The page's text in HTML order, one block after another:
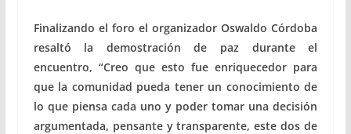
Finalizando el foro el organizador Oswaldo Córdoba
resaltó la demostración de paz durante el
encuentro, “Creo que esto fue enriquecedor para
que la comunidad pueda tener un conocimiento de
lo que piensa cada uno y poder tomar una decisión
argumentada, pensante y transparente, este dos de